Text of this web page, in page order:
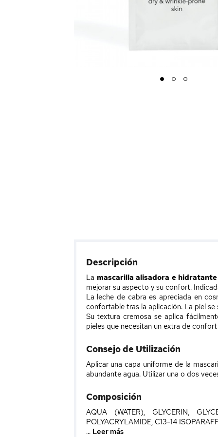
1 2 3
Descripción
La mascarilla alisadora e
mejorar su aspecto y su confort.
La leche de cabra es apreciada en
confortable tras la aplicación. La piel se
Su textura cremosa se aplica
pieles que necesitan un extra de
Consejo de Utilización
Aplicar una capa uniforme de la
abundante agua. Utilizar una o dos
Composición
AQUA (WATER), GLYCERIN,
POLYACRYLAMIDE, C13-14
... Leer más